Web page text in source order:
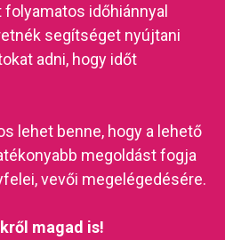
időhiánnyal
segítséget nyújtani
adni, hogy időt
lehet benne, hogy a lehető
megoldást fogja
vevői megelégedésére.
magad is!